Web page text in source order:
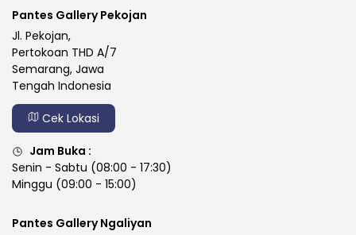
Pantes Gallery Pekojan
Jl. Pekojan,
Pertokoan THD A/7
Semarang, Jawa
Tengah Indonesia
Cek Lokasi
Jam Buka :
Senin - Sabtu (08:00 - 17:30)
Minggu (09:00 - 15:00)
Pantes Gallery Ngaliyan